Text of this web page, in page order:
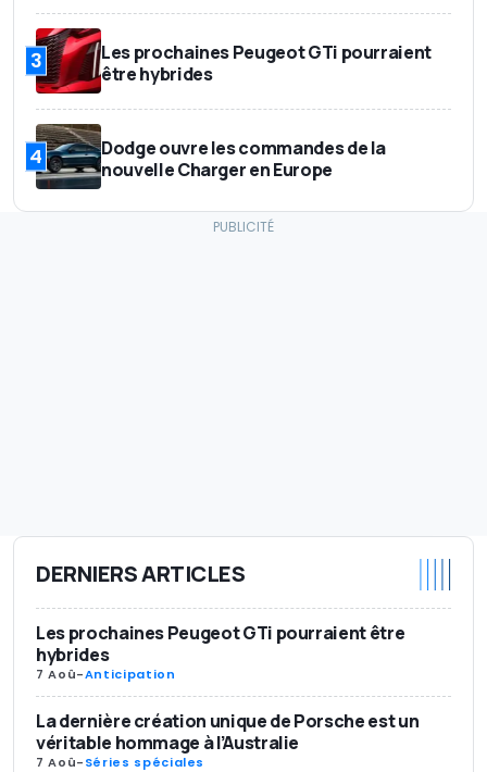
3
Les prochaines Peugeot GTi pourraient
être hybrides
4
Dodge ouvre les commandes de la
nouvelle Charger en Europe
DERNIERS ARTICLES
Les prochaines Peugeot GTi pourraient être
hybrides
7 Aoû-Anticipation
La dernière création unique de Porsche est un
véritable hommage à l’Australie
7 Aoû-Séries spéciales